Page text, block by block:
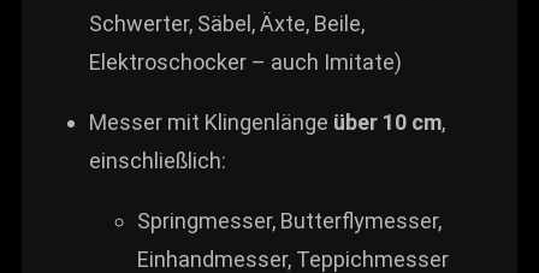
Schwerter, Säbel, Äxte, Beile,
Elektroschocker – auch Imitate)
Messer mit Klingenlänge über 10 cm,
einschließlich:
Springmesser, Butterflymesser,
Einhandmesser, Teppichmesser